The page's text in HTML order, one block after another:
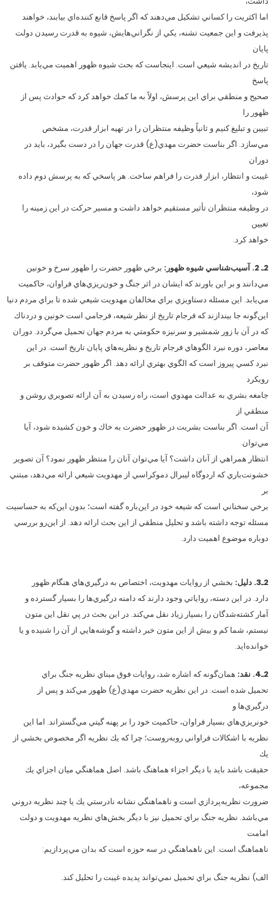
اما اكثريت را كساني تشكيل مي‌دهند كه اگر پاسخ قانع كننده‌اي بيابند، خواهند
پذيرفت و اين جمعيت تشنه، يكي از نگراني‌هايش، شيوه به قدرت رسيدن دولت
پايان
تاريخ در انديشه شيعي است. اينجاست كه بحث شيوه ظهور اهميت مي‌يابد. يافتن
پاسخ
صحيح و منطقي براي اين پرسش، اولاً به ما كمك خواهد كرد كه حوادث پس از
ظهور را
تبيين و تبليغ كنيم و ثانياً وظيفه منتظران را در تهيه ابزار قدرت، مشخص
مي‌سازد. اگر بناست حضرت مهدي(ع) قدرت جهان را در دست بگيرد، بايد در
دوران
غيبت و انتظار، ابزار قدرت را فراهم ساخت. هر پاسخي كه به پرسش دوم داده
شود،
در وظيفه منتظران تأثير مستقيم خواهد داشت و مسير حركت در اين زمينه را
تعيين
خواهد كرد.
2ـ 2. آسيب‌شناسي شيوه ظهور:
برخي ظهور حضرت را ظهور سرخ و خونين
مي‌دانند و بر اين باورند كه ايشان در اثر جنگ و خون‌ريزي‌هاي فراوان، حاكميت
مي‌يابد. اين مسئله دستاويزي براي مخالفان مهدويت شيعي شده تا براي مردم دنيا
اين‌گونه جا بيندازند كه فرجام تاريخ از نظر شيعه، فرجامي است خونين و دردناك
كه در آن با زور شمشير و سرنيزه حكومتي به مردم جهان تحميل مي‌گردد. دوران
معاصر، دوره نبرد الگوهاي فرجام تاريخ و نظريه‌هاي پايان تاريخ است. در اين
نبرد كسي پيروز است كه الگوي بهتري ارائه دهد. اگر ظهور حضرت متوقف بر
رويكرد
جامعه بشري به عدالت مهدوي است، راه رسيدن به آن ارائه تصويري روشن و
منطقي از
آن است. اگر بناست بشريت در ظهور حضرت به خاك و خون كشيده شود، آيا
مي‌توان
انتظار همراهي از آنان داشت؟ آيا مي‌توان آنان را منتظر ظهور نمود؟ آن تصوير
خشونت‌باري كه اردوگاه ليبرال دموكراسي از مهدويت شيعي ارائه مي‌دهد، مبتني
بر
برخي سخناني است كه شيعه خود در اين‌باره گفته است؛ بدون اين‌كه به حساسيت
مسئله توجه داشته باشد و تحليل منطقي از اين بحث ارائه دهد. از اين‌رو بررسي
دوباره موضوع اهميت دارد.
2ـ3. دليل:
بخشي از روايات مهدويت، اختصاص به درگيري‌هاي هنگام ظهور
دارد. در اين دسته، رواياتي وجود دارند كه دامنه درگيري‌ها را بسيار گسترده و
آمار كشته‌شدگان را بسيار زياد نقل مي‌كند. در اين بحث در پي نقل اين متون
نيستم، شما كم و بيش از اين متون خبر داشته و گوشه‌هايي از آن را شنيده و يا
خوانده‌ايد.
2ـ4. نقد:
همان‌گونه كه اشاره شد، روايات فوق مبناي نظريه جنگ براي
تحميل شده است. در اين نظريه حضرت مهدي(ع) ظهور مي‌كند و پس از
درگيري‌ها و
خونريزي‌هاي بسيار فراوان، حاكميت خود را بر پهنه گيتي مي‌گستراند. اما اين
نظريه با اشكالات فراواني روبه‌روست؛ چرا كه يك نظريه اگر مخصوص بخشي از
يك
حقيقت باشد بايد با ديگر اجزاء هماهنگ باشد. اصل هماهنگي ميان اجزاي يك
مجموعه،
ضرورت نظريه‌پردازي است و ناهماهنگي نشانه نادرستي يك يا چند نظريه دروني
مي‌باشد. نظريه جنگ براي تحميل نيز با ديگر بخش‌هاي نظريه مهدويت و دولت
امامت
ناهماهنگ است. اين ناهماهنگي در سه حوزه است كه بدان مي‌پردازيم:
الف) نظريه جنگ براي تحميل نمي‌تواند پديده غيبت را تحليل كند.